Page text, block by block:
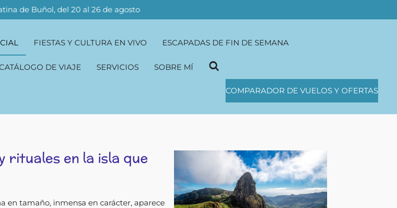
de Buñol, del 20 al 26 de agosto
FIESTAS Y CULTURA EN VIVO ESCAPADAS DE FIN DE SEMANA
DE VIAJE SERVICIOS SOBRE MÍ
COMPARADOR DE VUELOS Y OFERTAS
rituales en la isla que
en tamaño, inmensa en carácter, aparece